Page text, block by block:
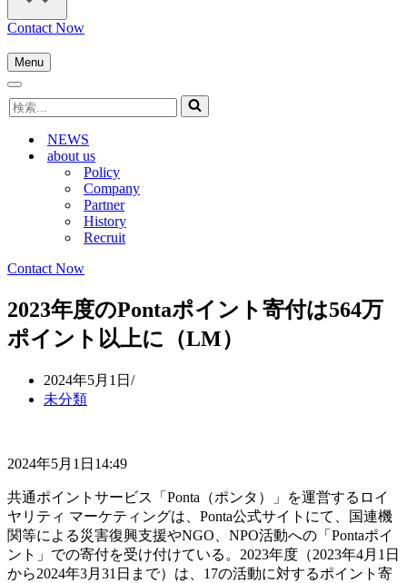
Contact Now
Menu
ナ
ゲ
シ
ョ
ナ
ビ
検
索...
NEWS
about us
Policy
Company
Partner
History
Recruit
Contact Now
2023年度のPontaポイント寄付は564万
ポイント以上に（LM）
2024年5月1日
未分類
2024年5月1日14:49
共通ポイントサービス「Ponta（ポンタ）」を運営するロイ
ヤリティ マーケティングは、Ponta公式サイトにて、国連機
関等による災害復興支援やNGO、NPO活動への「Pontaポイ
ント」での寄付を受け付けている。2023年度（2023年4月1日
から2024年3月31日まで）は、17の活動に対するポイント寄